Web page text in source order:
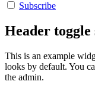
Subscribe
Header toggle
This is an example
looks by default. You
the admin.